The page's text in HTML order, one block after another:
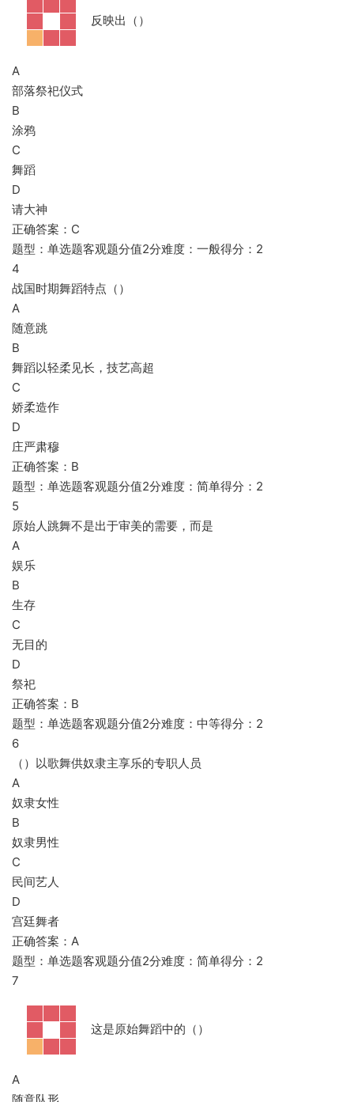
反映出（）
A
部落祭祀仪式
B
涂鸦
C
舞蹈
D
请大神
正确答案：C
题型：单选题客观题分值2分难度：一般得分：2
4
战国时期舞蹈特点（）
A
随意跳
B
舞蹈以轻柔见长，技艺高超
C
娇柔造作
D
庄严肃穆
正确答案：B
题型：单选题客观题分值2分难度：简单得分：2
5
原始人跳舞不是出于审美的需要，而是
A
娱乐
B
生存
C
无目的
D
祭祀
正确答案：B
题型：单选题客观题分值2分难度：中等得分：2
6
（）以歌舞供奴隶主享乐的专职人员
A
奴隶女性
B
奴隶男性
C
民间艺人
D
宫廷舞者
正确答案：A
题型：单选题客观题分值2分难度：简单得分：2
7
这是原始舞蹈中的（）
A